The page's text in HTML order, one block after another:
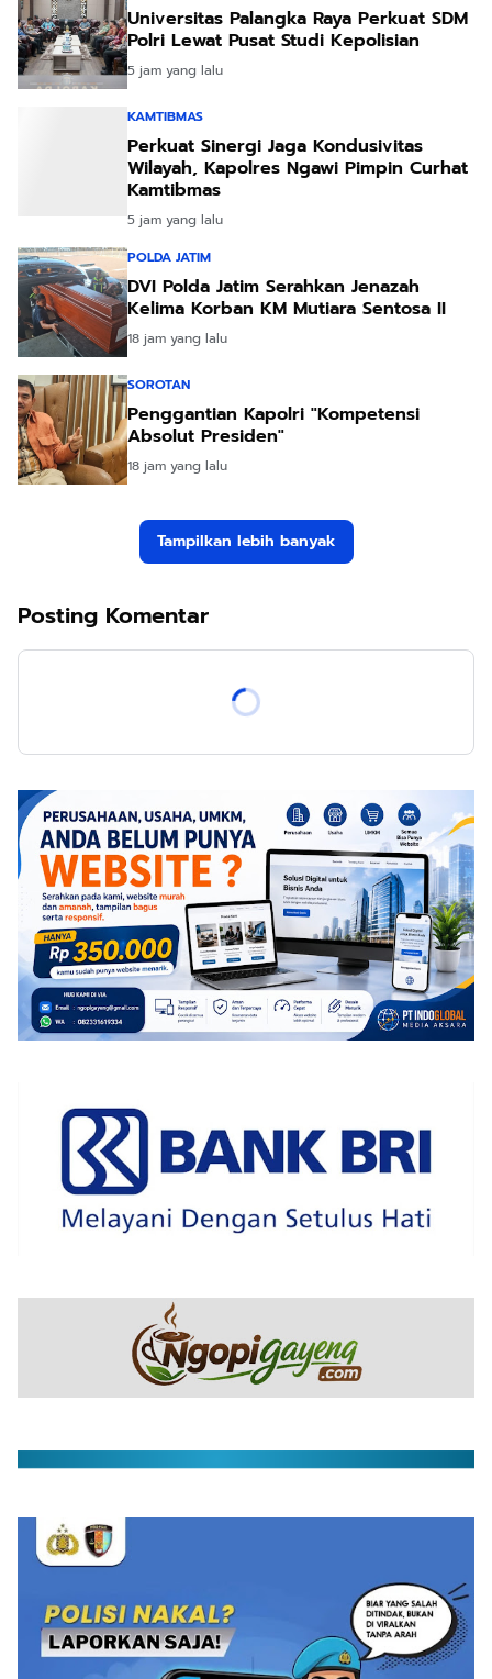
Universitas Palangka Raya Perkuat SDM
Polri Lewat Pusat Studi Kepolisian
5 jam yang lalu
KAMTIBMAS
Perkuat Sinergi Jaga Kondusivitas
Wilayah, Kapolres Ngawi Pimpin Curhat
Kamtibmas
5 jam yang lalu
POLDA JATIM
DVI Polda Jatim Serahkan Jenazah
Kelima Korban KM Mutiara Sentosa II
18 jam yang lalu
SOROTAN
Penggantian Kapolri "Kompetensi
Absolut Presiden"
18 jam yang lalu
Tampilkan lebih banyak
Posting Komentar